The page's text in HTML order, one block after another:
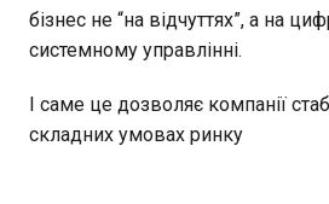
бізнес не “на відчуттях”, а на
системному управлінні.
І саме це дозволяє компанії
складних умовах ринку